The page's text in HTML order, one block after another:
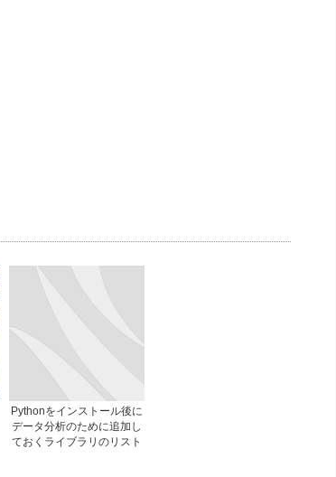
Pythonをインストール後に
データ分析のために追加し
ておくライブラリのリスト